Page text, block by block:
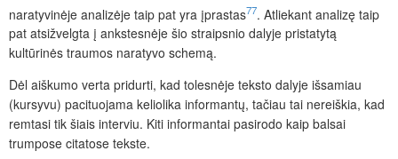
naratyvinėje analizėje taip pat yra įprastas77. Atliekant analizę taip
pat atsižvelgta į ankstesnėje šio straipsnio dalyje pristatytą
kultūrinės traumos naratyvo schemą.
Dėl aiškumo verta pridurti, kad tolesnėje teksto dalyje išsamiau
(kursyvu) pacituojama keliolika informantų, tačiau tai nereiškia, kad
remtasi tik šiais interviu. Kiti informantai pasirodo kaip balsai
trumpose citatose tekste.